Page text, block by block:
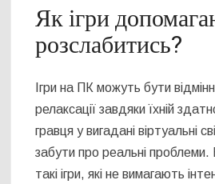
Як ігри
розслабитись?
Ігри на ПК можуть бути
релаксації завдяки їхній
гравця у вигадані віртуальні
забути про реальні
такі ігри, які не вимагають